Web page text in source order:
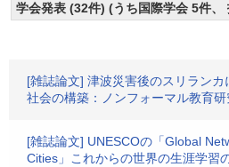
学会発表 (32件) (うち国際学会 5件、
[雑誌論文] 津波災害後のスリラン
社会の構築：ノンフォーマル教育研
[雑誌論文] UNESCOの「Global
Cities」これからの世界の生涯学習